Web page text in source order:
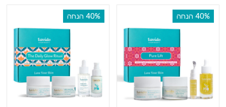
‫40% הנחה ‫40% הנחה